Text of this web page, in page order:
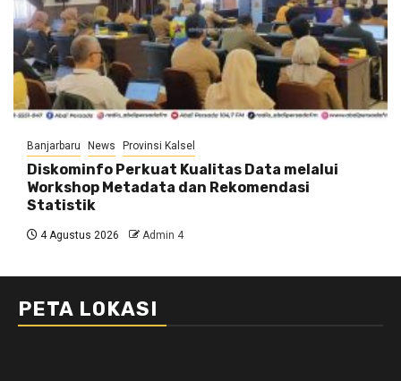
Banjarbaru News Provinsi Kalsel
Diskominfo Perkuat Kualitas Data melalui
Workshop Metadata dan Rekomendasi
Statistik
4 Agustus 2026 Admin 4
PETA LOKASI